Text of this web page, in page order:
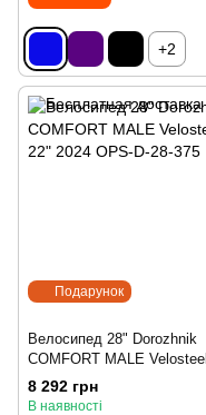
+2
Подарунок
Велосипед 28" Dorozhnik
COMFORT MALE Velosteel
2024
8 292 грн
В наявності